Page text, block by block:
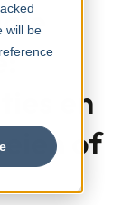
will be
en
of